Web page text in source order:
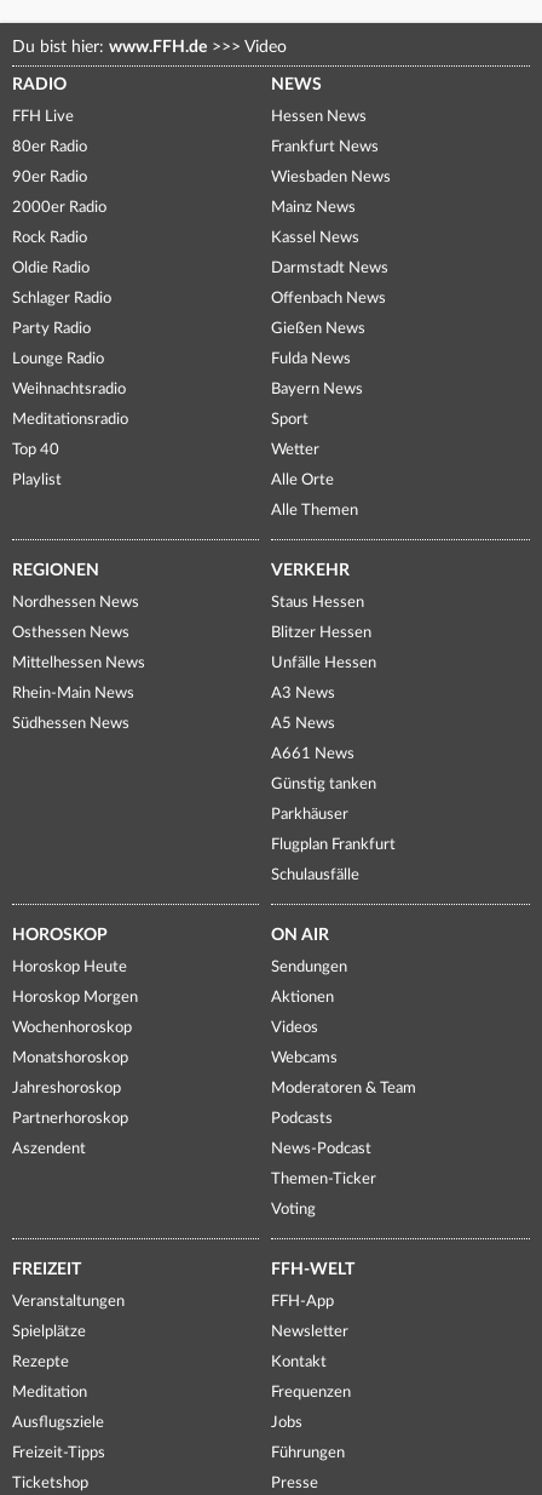
Du bist hier: www.FFH.de >>> Video
RADIO
FFH Live
80er Radio
90er Radio
2000er Radio
Rock Radio
Oldie Radio
Schlager Radio
Party Radio
Lounge Radio
Weihnachtsradio
Meditationsradio
Top 40
Playlist
NEWS
Hessen News
Frankfurt News
Wiesbaden News
Mainz News
Kassel News
Darmstadt News
Offenbach News
Gießen News
Fulda News
Bayern News
Sport
Wetter
Alle Orte
Alle Themen
REGIONEN
Nordhessen News
Osthessen News
Mittelhessen News
Rhein-Main News
Südhessen News
VERKEHR
Staus Hessen
Blitzer Hessen
Unfälle Hessen
A3 News
A5 News
A661 News
Günstig tanken
Parkhäuser
Flugplan Frankfurt
Schulausfälle
HOROSKOP
Horoskop Heute
Horoskop Morgen
Wochenhoroskop
Monatshoroskop
Jahreshoroskop
Partnerhoroskop
Aszendent
ON AIR
Sendungen
Aktionen
Videos
Webcams
Moderatoren & Team
Podcasts
News-Podcast
Themen-Ticker
Voting
FREIZEIT
Veranstaltungen
Spielplätze
Rezepte
Meditation
Ausflugsziele
Freizeit-Tipps
Ticketshop
FFH-WELT
FFH-App
Newsletter
Kontakt
Frequenzen
Jobs
Führungen
Presse